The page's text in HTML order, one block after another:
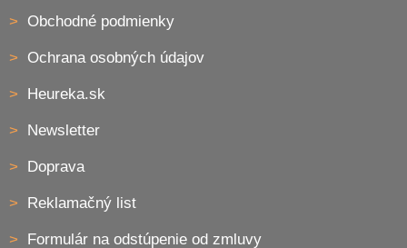
Obchodné podmienky
Ochrana osobných údajov
Heureka.sk
Newsletter
Doprava
Reklamačný list
Formulár na odstúpenie od zmluvy